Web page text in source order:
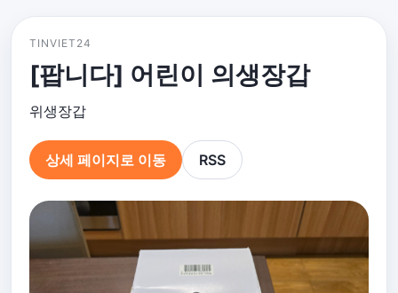
TINVIET24
[팝니다] 어린이 의생장갑
위생장갑
상세 페이지로 이동 RSS